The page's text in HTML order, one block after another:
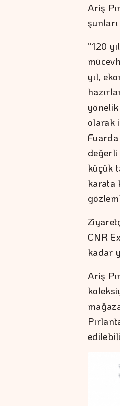
Ariş
“120
yıl,
olarak
değerli
küçük
karata
CNR
kadar
Ariş